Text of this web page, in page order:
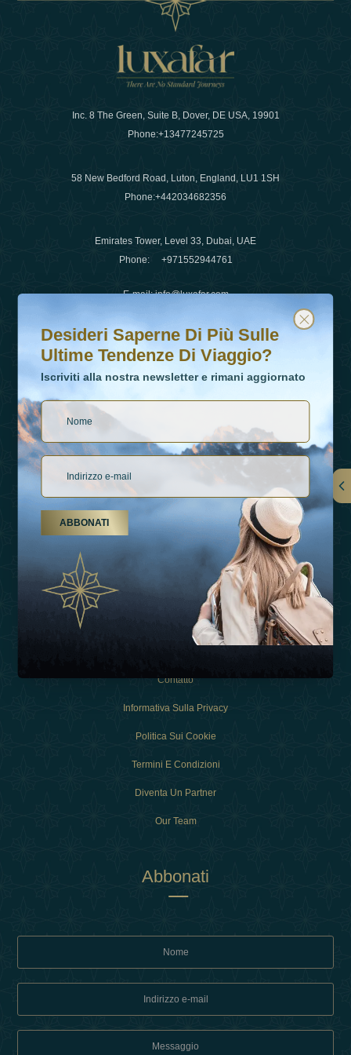
Inc. 8 The Green, Suite B, Dover, DE USA, 19901
Phone:+13477245725
58 New Bedford Road, Luton, England, LU1 1SH
Phone:+442034682356
Emirates Tower, Level 33, Dubai, UAE
Phone: +971552944761
E-mail:info@luxafar.com
WhatsApp No
+442034682356
Collegamenti
Esperienza
Contatto
Informativa Sulla Privacy
Politica Sui Cookie
Termini E Condizioni
Diventa Un Partner
Our Team
Abbonati
Desideri saperne di più sulle ultime tendenze di viaggio?
Iscriviti alla nostra newsletter e rimani aggiornato
Desideri Saperne Di Più Sulle
Ultime Tendenze Di Viaggio?
Iscriviti alla nostra newsletter e rimani aggiornato
ABBONATI